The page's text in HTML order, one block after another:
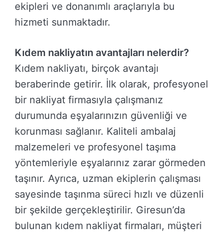
ekipleri ve donanımlı araçlarıyla bu
hizmeti sunmaktadır.
Kıdem nakliyatın avantajları nelerdir?
Kıdem nakliyatı, birçok avantajı
beraberinde getirir. İlk olarak, profesyonel
bir nakliyat firmasıyla çalışmanız
durumunda eşyalarınızın güvenliği ve
korunması sağlanır. Kaliteli ambalaj
malzemeleri ve profesyonel taşıma
yöntemleriyle eşyalarınız zarar görmeden
taşınır. Ayrıca, uzman ekiplerin çalışması
sayesinde taşınma süreci hızlı ve düzenli
bir şekilde gerçekleştirilir. Giresun’da
bulunan kıdem nakliyat firmaları, müşteri